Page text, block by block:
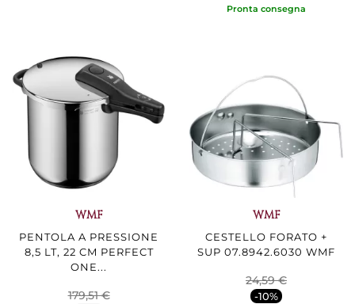
Pronta consegna
WMF
PENTOLA A PRESSIONE
8,5 LT, 22 CM PERFECT
ONE...
179,51 €
WMF
CESTELLO FORATO +
SUP 07.8942.6030 WMF
24,59 €
-10%